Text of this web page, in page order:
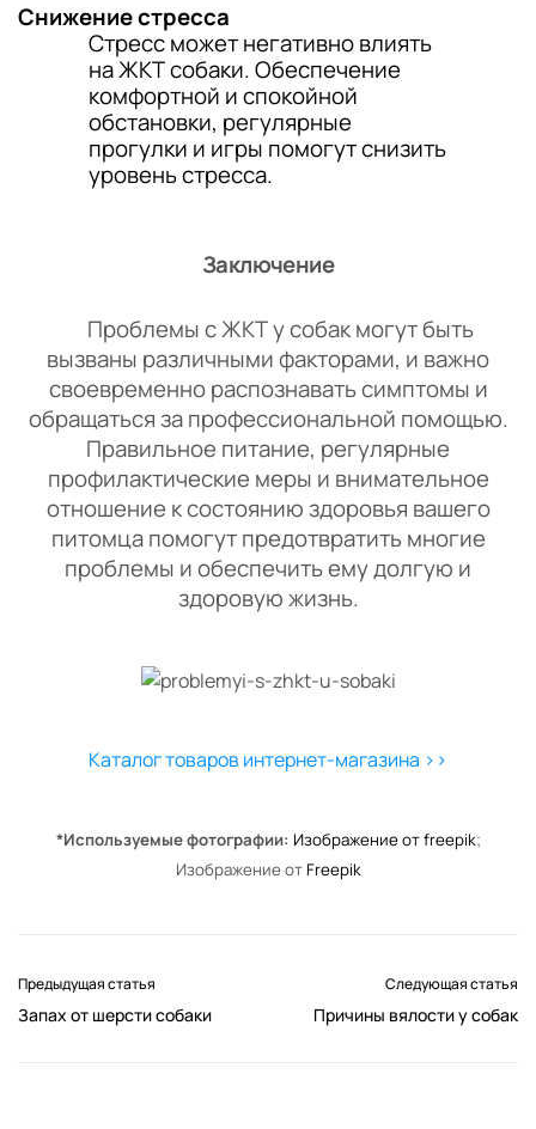
Снижение стресса
Стресс может негативно влиять
на ЖКТ собаки. Обеспечение
комфортной и спокойной
обстановки, регулярные
прогулки и игры помогут снизить
уровень стресса.
Заключение
Проблемы с ЖКТ у собак могут быть
вызваны различными факторами, и важно
своевременно распознавать симптомы и
обращаться за профессиональной помощью.
Правильное питание, регулярные
профилактические меры и внимательное
отношение к состоянию здоровья вашего
питомца помогут предотвратить многие
проблемы и обеспечить ему долгую и
здоровую жизнь.
Каталог товаров интернет-магазина >>
*Используемые фотографии: Изображение от freepik;
Изображение от Freepik
Предыдущая статья
Запах от шерсти собаки
Следующая статья
Причины вялости у собак